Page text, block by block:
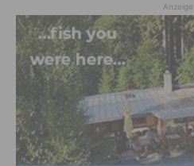
Anzeige